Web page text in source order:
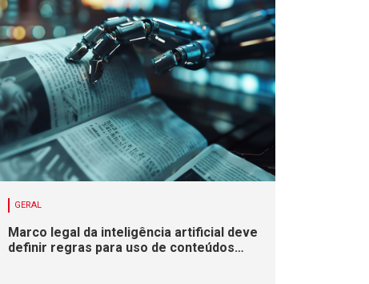
GERAL
Marco legal da inteligência artificial deve
definir regras para uso de conteúdos